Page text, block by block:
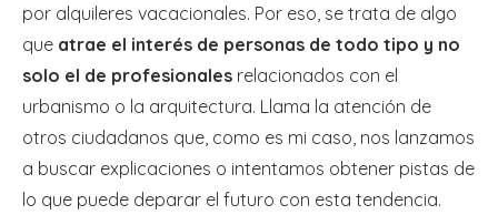
por alquileres vacacionales. Por eso, se trata de algo
que atrae el interés de personas de todo tipo y no
solo el de profesionales relacionados con el
urbanismo o la arquitectura. Llama la atención de
otros ciudadanos que, como es mi caso, nos lanzamos
a buscar explicaciones o intentamos obtener pistas de
lo que puede deparar el futuro con esta tendencia.